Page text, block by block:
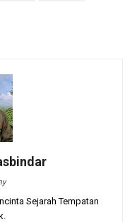
Sejarah Tempatan